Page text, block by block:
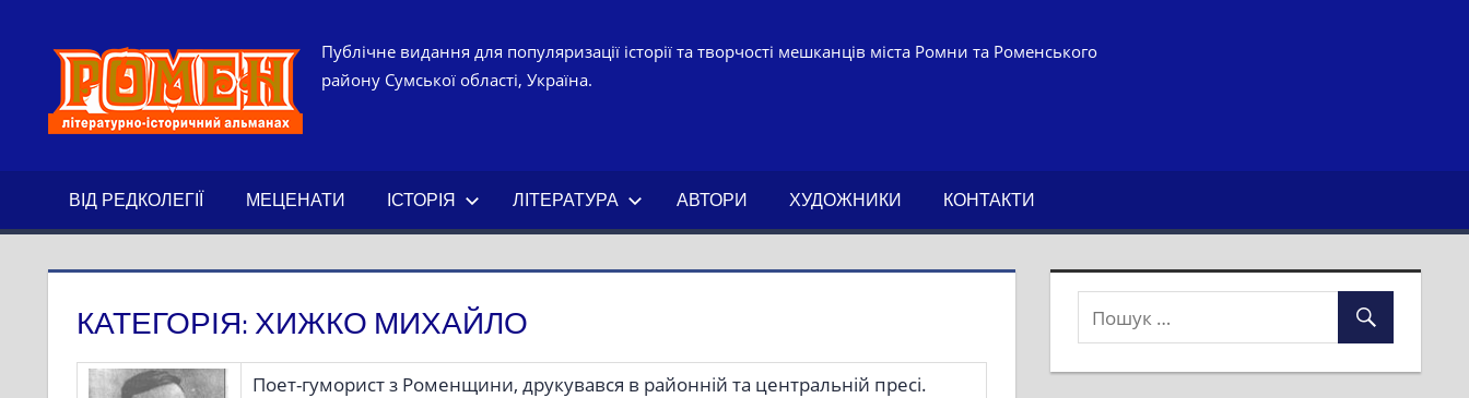
РОМЕН.
ІСТОРИЧНИЙ
АЛЬМАНАХ.
Публічне видання для популяризації історії та творчості мешканців міста Ромни та Роменського
району Сумської області, Україна.
ВІД РЕДКОЛЕГІЇ МЕЦЕНАТИ ІСТОРІЯ ЛІТЕРАТУРА АВТОРИ ХУДОЖНИКИ КОНТАКТИ
КАТЕГОРІЯ:ХИЖКО МИХАЙЛО
Поет-гуморист з Роменщини, друкувався в районній та центральній пресі.